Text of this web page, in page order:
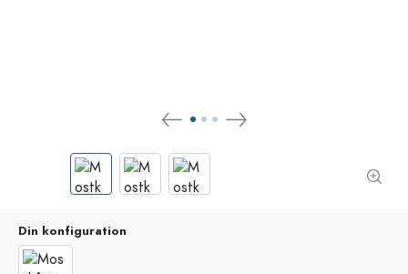
Din konfiguration